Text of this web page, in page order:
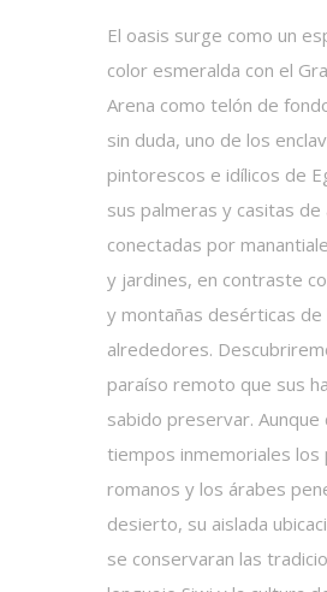
El oasis surge como un
color esmeralda con el
Arena como telón de
sin duda, uno de los
pintorescos e idílicos de
sus palmeras y casitas de
conectadas por
y jardines, en contraste
y montañas desérticas de
alrededores.
paraíso remoto que sus
sabido preservar. Aunque
tiempos inmemoriales los
romanos y los árabes
desierto, su aislada
se conservaran las